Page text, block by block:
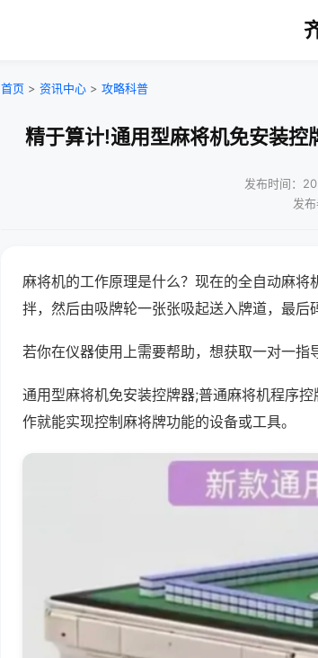
首页 > 资讯中心 > 攻略科普
精于算计!通用型麻将机免安装
发布时间：
发
麻将机的工作原理是什么？现在的全自动麻
拌，然后由吸牌轮一张张吸起送入牌道，最后
若你在仪器使用上需要帮助，想获取一对一指
通用型麻将机免安装控牌器;普通麻将机程序
作就能实现控制麻将牌功能的设备或工具。